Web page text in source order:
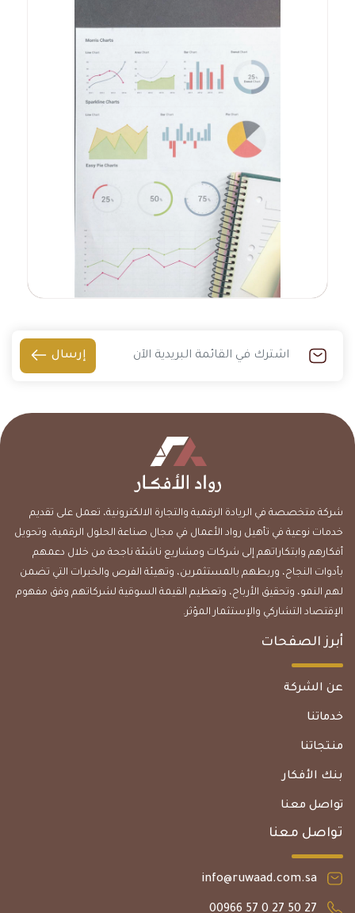
إرسال
شركة متخصصة في الريادة الرقمية والتجارة الالكترونية، تعمل على تقديم
خدمات نوعية في تأهيل رواد الأعمال في مجال صناعة الحلول الرقمية، وتحويل
أفكارهم وابتكاراتهم إلى شركات ومشاريع ناشئة ناجحة من خلال دعمهم
بأدوات النجاح، وربطهم بالمستثمرين، وتهيئة الفرص والخبرات التي تضمن
لهم النمو، وتحقيق الأرباح، وتعظيم القيمة السوقية لشركاتهم وفق مفهوم
الإقتصاد التشاركي والإستثمار المؤثر.
أبرز الصفحات
عن الشركة
خدماتنا
منتجاتنا
بنك الأفكار
تواصل معنا
تواصل معنا
info@ruwaad.com.sa